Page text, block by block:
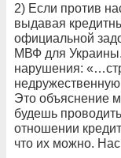
2) Если против
выдавая
официальной
МВФ для
нарушения:
Это объяснение
будешь
отношении
что их можно.